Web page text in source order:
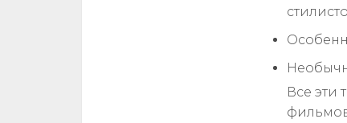
Все эти